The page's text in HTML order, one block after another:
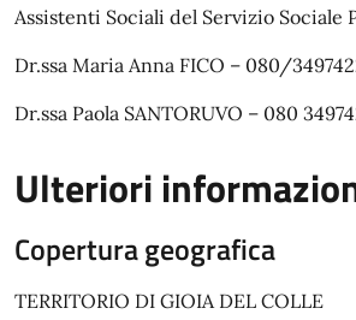
Assistenti Sociali del Servizio Sociale
Dr.ssa Maria Anna FICO – 080/
Dr.ssa Paola SANTORUVO – 080
Ulteriori
Copertura geografica
TERRITORIO DI GIOIA DEL COLLE